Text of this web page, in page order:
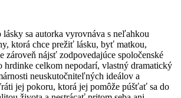
sa autorka vyrovnáva s neľahkou
ktorá chce prežiť lásku, byť matkou,
zároveň nájsť zodpovedajúce spoločenské
hrdinke celkom nepodarí, vlastný dramatický
neuskutočniteľných ideálov a
jej pokoru, ktorá jej pomôže púšťať sa do